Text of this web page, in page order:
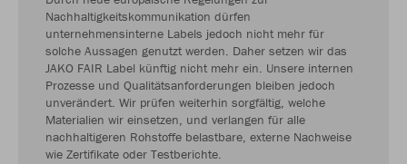
Nachhaltigkeitskommunikation dürfen
unternehmensinterne Labels jedoch nicht mehr für
solche Aussagen genutzt werden. Daher setzen wir das
JAKO FAIR Label künftig nicht mehr ein. Unsere internen
Prozesse und Qualitätsanforderungen bleiben jedoch
unverändert. Wir prüfen weiterhin sorgfältig, welche
Materialien wir einsetzen, und verlangen für alle
nachhaltigeren Rohstoffe belastbare, externe Nachweise
wie Zertifikate oder Testberichte.